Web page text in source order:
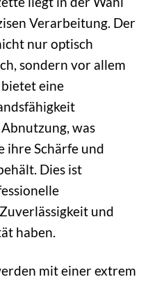
Verarbeitung. Der
nur optisch
sondern vor allem
eine
was
ihre Schärfe und
Dies ist
und
haben.
mit einer extrem